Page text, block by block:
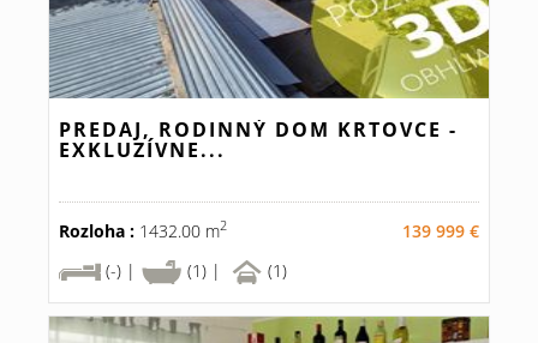
PREDAJ, RODINNÝ DOM KRTOVCE -
EXKLUZÍVNE...
Rozloha : 1432.00 m2
139 999 €
(-) |
(1) | (1)